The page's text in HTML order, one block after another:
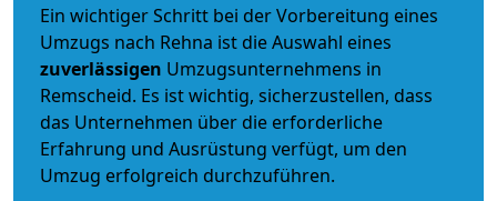
Ein wichtiger Schritt bei der Vorbereitung eines
Umzugs nach Rehna ist die Auswahl eines
zuverlässigen Umzugsunternehmens in
Remscheid. Es ist wichtig, sicherzustellen, dass
das Unternehmen über die erforderliche
Erfahrung und Ausrüstung verfügt, um den
Umzug erfolgreich durchzuführen.